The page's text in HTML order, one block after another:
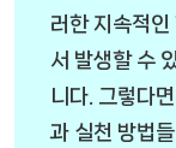
러한 지속적인
서 발생할 수
니다. 그렇다
과 실천 방법